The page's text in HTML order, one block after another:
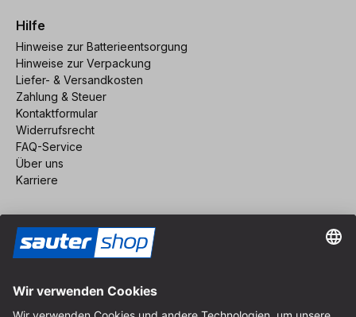
Hilfe
Hinweise zur Batterieentsorgung
Hinweise zur Verpackung
Liefer- & Versandkosten
Zahlung & Steuer
Kontaktformular
Widerrufsrecht
FAQ-Service
Über uns
Karriere